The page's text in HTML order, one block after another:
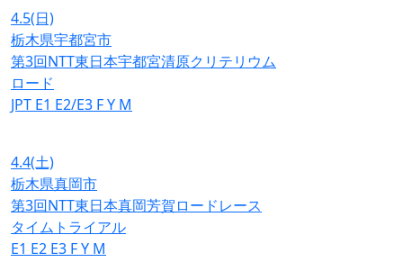
4.5(日)
栃木県宇都宮市
第3回NTT東日本宇都宮清原クリテリウム
ロード
JPT E1 E2/E3 FY M
4.4(土)
栃木県真岡市
第3回NTT東日本真岡芳賀ロードレース
タイムトライアル
E1 E2 E3 FY M